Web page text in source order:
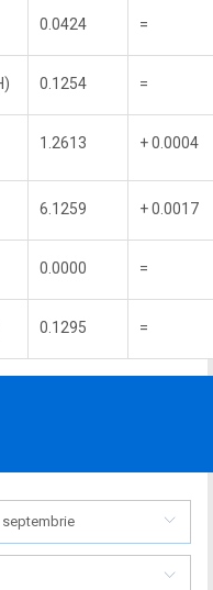
0.0424 =
0.1254 =
1.2613 + 0.0004
6.1259 + 0.0017
0.0000 =
0.1295 =
septembrie